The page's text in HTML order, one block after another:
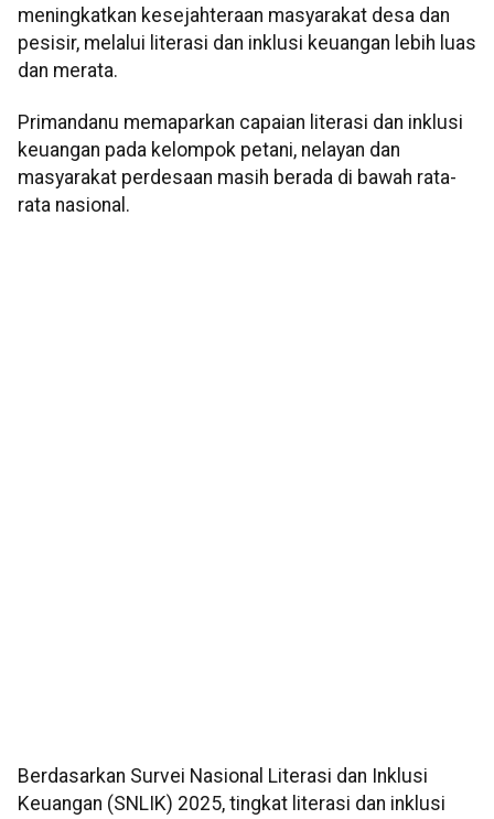
meningkatkan kesejahteraan masyarakat desa dan
pesisir, melalui literasi dan inklusi keuangan lebih luas
dan merata.
Primandanu memaparkan capaian literasi dan inklusi
keuangan pada kelompok petani, nelayan dan
masyarakat perdesaan masih berada di bawah rata-
rata nasional.
Berdasarkan Survei Nasional Literasi dan Inklusi
Keuangan (SNLIK) 2025, tingkat literasi dan inklusi